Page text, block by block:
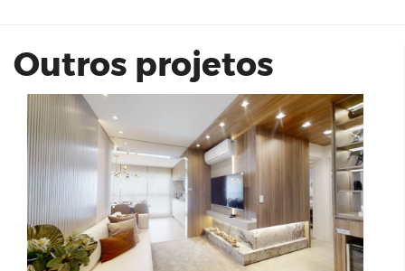
Outros projetos
Residencial Mirai Jardim Nunes |
SUGOI